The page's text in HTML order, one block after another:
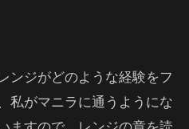
ンジがどのような経験をフ
私がマニラに通うようにな